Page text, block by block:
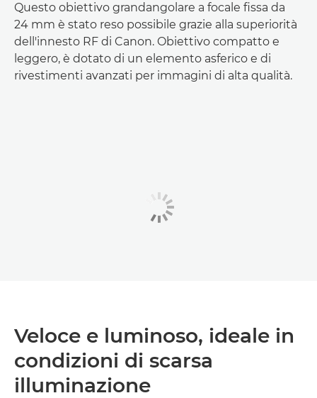
Questo obiettivo grandangolare a focale fissa da
24 mm è stato reso possibile grazie alla superiorità
dell'innesto RF di Canon. Obiettivo compatto e
leggero, è dotato di un elemento asferico e di
rivestimenti avanzati per immagini di alta qualità.
Veloce e luminoso, ideale in
condizioni di scarsa
illuminazione